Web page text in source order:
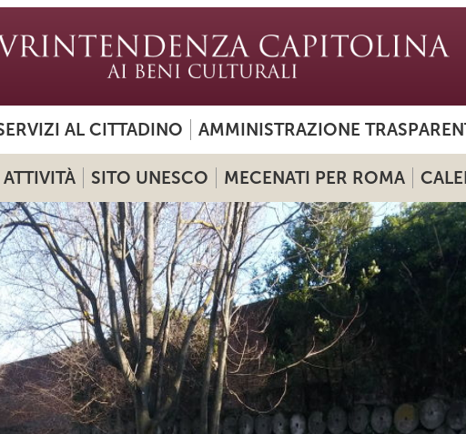
AL CITTADINO AMMINISTRAZIONE
ATTIVITÀ SITO UNESCO MECENATI PER ROMA